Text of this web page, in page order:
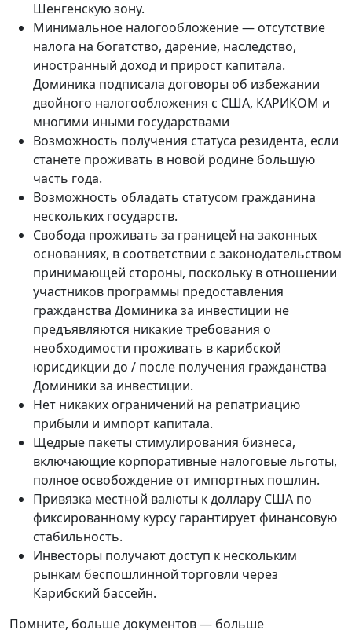
Шенгенскую зону.
Минимальное налогообложение — отсутствие
налога на богатство, дарение, наследство,
иностранный доход и прирост капитала.
Доминика подписала договоры об избежании
двойного налогообложения с США, КАРИКОМ и
многими иными государствами
Возможность получения статуса резидента, если
станете проживать в новой родине большую
часть года.
Возможность обладать статусом гражданина
нескольких государств.
Свобода проживать за границей на законных
основаниях, в соответствии с законодательством
принимающей стороны, поскольку в отношении
участников программы предоставления
гражданства Доминика за инвестиции не
предъявляются никакие требования о
необходимости проживать в карибской
юрисдикции до / после получения гражданства
Доминики за инвестиции.
Нет никаких ограничений на репатриацию
прибыли и импорт капитала.
Щедрые пакеты стимулирования бизнеса,
включающие корпоративные налоговые льготы,
полное освобождение от импортных пошлин.
Привязка местной валюты к доллару США по
фиксированному курсу гарантирует финансовую
стабильность.
Инвесторы получают доступ к нескольким
рынкам беспошлинной торговли через
Карибский бассейн.
Помните, больше документов — больше